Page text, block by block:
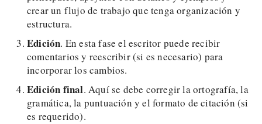
crear un flujo de trabajo que tenga organización y
estructura.
Edición. En esta fase el escritor puede recibir
comentarios y reescribir (si es necesario) para
incorporar los cambios.
Edición final. Aquí se debe corregir la ortografía, la
gramática, la puntuación y el formato de citación (si
es requerido).